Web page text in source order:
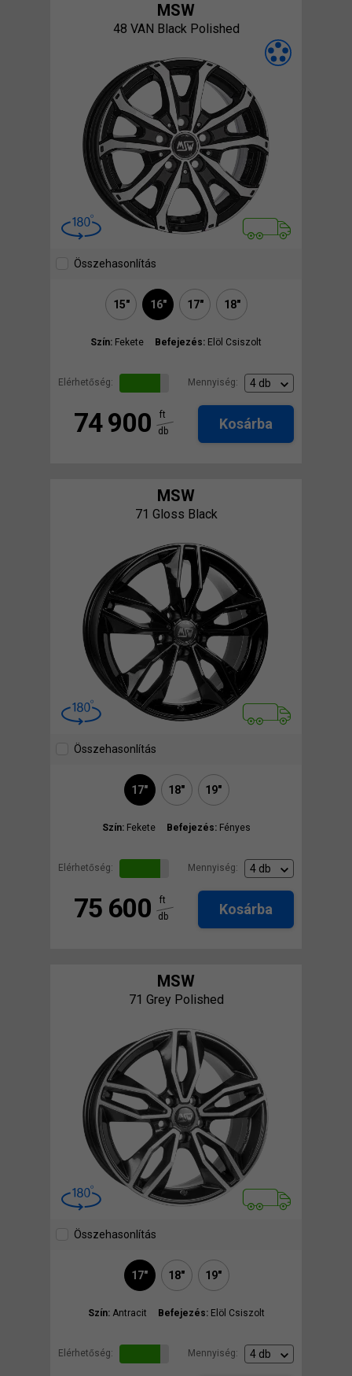
MSW
48 VAN Black Polished
Összehasonlítás
15" 16" 17" 18"
Szín: Fekete Befejezés: Elöl Csiszolt
Elérhetőség: Mennyiség:
74 900
ft
db
Kosárba
MSW
71 Gloss Black
Összehasonlítás
17" 18" 19"
Szín: Fekete Befejezés: Fényes
Elérhetőség: Mennyiség:
75 600
ft
db
Kosárba
MSW
71 Grey Polished
Összehasonlítás
17" 18" 19"
Szín: Antracit Befejezés: Elöl Csiszolt
Elérhetőség: Mennyiség: